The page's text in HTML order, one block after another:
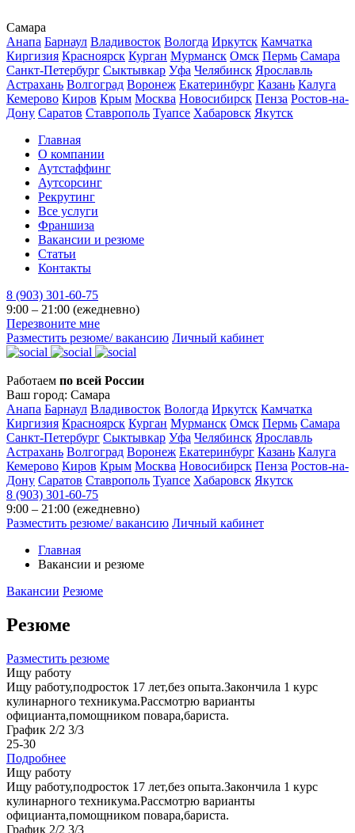
Самара
Анапа Барнаул Владивосток Вологда Иркутск Камчатка
Киргизия Красноярск Курган Мурманск Омск Пермь Самара
Санкт-Петербург Сыктывкар Уфа Челябинск Ярославль
Астрахань Волгоград Воронеж Екатеринбург Казань Калуга
Кемерово Киров Крым Москва Новосибирск Пенза Ростов-на-
Дону Саратов Ставрополь Туапсе Хабаровск Якутск
Главная
О компании
Аутстаффинг
Аутсорсинг
Рекрутинг
Все услуги
Франшиза
Вакансии и резюме
Статьи
Контакты
8 (903) 301-60-75
9:00 – 21:00 (ежедневно)
Перезвоните мне
Разместить резюме/ вакансию Личный кабинет
Работаем по всей России
Ваш город: Самара
Анапа Барнаул Владивосток Вологда Иркутск Камчатка
Киргизия Красноярск Курган Мурманск Омск Пермь Самара
Санкт-Петербург Сыктывкар Уфа Челябинск Ярославль
Астрахань Волгоград Воронеж Екатеринбург Казань Калуга
Кемерово Киров Крым Москва Новосибирск Пенза Ростов-на-
Дону Саратов Ставрополь Туапсе Хабаровск Якутск
8 (903) 301-60-75
9:00 – 21:00 (ежедневно)
Разместить резюме/ вакансию Личный кабинет
Главная
Вакансии и резюме
Вакансии Резюме
Резюме
Разместить резюме
Ищу работу
Ищу работу,подросток 17 лет,без опыта.Закончила 1 курс
кулинарного техникума.Рассмотрю варианты
официанта,помощником повара,бариста.
График 2/2 3/3
25-30
Подробнее
Ищу работу
Ищу работу,подросток 17 лет,без опыта.Закончила 1 курс
кулинарного техникума.Рассмотрю варианты
официанта,помощником повара,бариста.
График 2/2 3/3